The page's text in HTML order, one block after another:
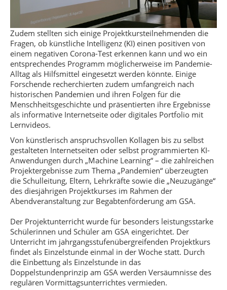
Zudem stellten sich einige Projektkursteilnehmenden die
Fragen, ob künstliche Intelligenz (KI) einen positiven von
einem negativen Corona-Test erkennen kann und wo ein
entsprechendes Programm möglicherweise im Pandemie-
Alltag als Hilfsmittel eingesetzt werden könnte. Einige
Forschende recherchierten zudem umfangreich nach
historischen Pandemien und ihren Folgen für die
Menschheitsgeschichte und präsentierten ihre Ergebnisse
als informative Internetseite oder digitales Portfolio mit
Lernvideos.
Von künstlerisch anspruchsvollen Kollagen bis zu selbst
gestalteten Internetseiten oder selbst programmierten KI-
Anwendungen durch „Machine Learning“ – die zahlreichen
Projektergebnisse zum Thema „Pandemien“ überzeugten
die Schulleitung, Eltern, Lehrkräfte sowie die „Neuzugänge“
des diesjährigen Projektkurses im Rahmen der
Abendveranstaltung zur Begabtenförderung am GSA.
Der Projektunterricht wurde für besonders leistungsstarke
Schülerinnen und Schüler am GSA eingerichtet. Der
Unterricht im jahrgangsstufenübergreifenden Projektkurs
findet als Einzelstunde einmal in der Woche statt. Durch
die Einbettung als Einzelstunde in das
Doppelstundenprinzip am GSA werden Versäumnisse des
regulären Vormittagsunterrichtes vermieden.